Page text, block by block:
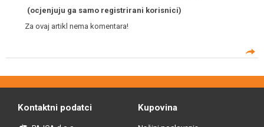
(ocjenjuju ga samo registrirani korisnici)
Za ovaj artikl nema komentara!
Kontaktni podatci Kupovina